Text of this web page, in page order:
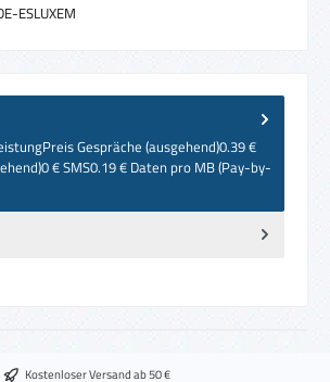
ESLUXEM
Gespräche (ausgehend)0.39 €
€ SMS0.19 € Daten pro MB (Pay-by-
Kostenloser Versand ab 50 €